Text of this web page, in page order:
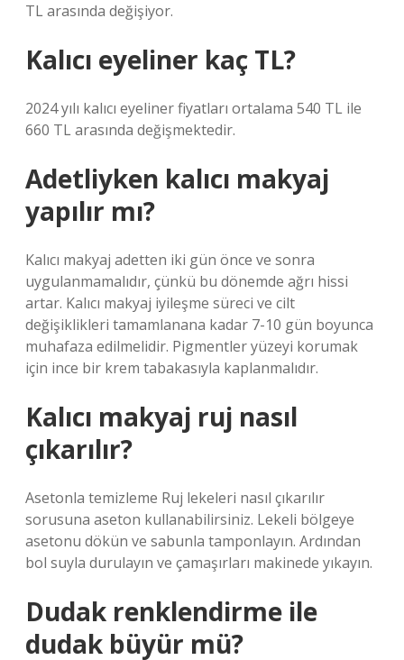
TL arasında değişiyor.
Kalıcı eyeliner kaç TL?
2024 yılı kalıcı eyeliner fiyatları ortalama 540 TL ile
660 TL arasında değişmektedir.
Adetliyken kalıcı makyaj
yapılır mı?
Kalıcı makyaj adetten iki gün önce ve sonra
uygulanmamalıdır, çünkü bu dönemde ağrı hissi
artar. Kalıcı makyaj iyileşme süreci ve cilt
değişiklikleri tamamlanana kadar 7-10 gün boyunca
muhafaza edilmelidir. Pigmentler yüzeyi korumak
için ince bir krem ​​tabakasıyla kaplanmalıdır.
Kalıcı makyaj ruj nasıl
çıkarılır?
Asetonla temizleme Ruj lekeleri nasıl çıkarılır
sorusuna aseton kullanabilirsiniz. Lekeli bölgeye
asetonu dökün ve sabunla tamponlayın. Ardından
bol suyla durulayın ve çamaşırları makinede yıkayın.
Dudak renklendirme ile
dudak büyür mü?